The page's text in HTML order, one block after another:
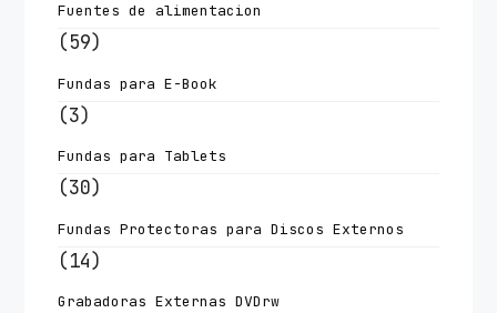
Fuentes de alimentacion
(59)
Fundas para E-Book
(3)
Fundas para Tablets
(30)
Fundas Protectoras para Discos Externos
(14)
Grabadoras Externas DVDrw